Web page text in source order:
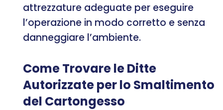
attrezzature adeguate per eseguire
l’operazione in modo corretto e senza
danneggiare l’ambiente.
Come Trovare le Ditte
Autorizzate per lo Smaltimento
del Cartongesso